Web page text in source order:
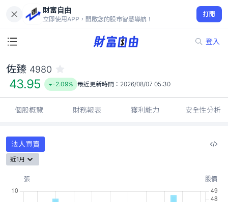
財富自由
立即使用APP，開啟您的股市智慧導航！
打開
登入
43.95
-2.09%
佐臻 4980
43.95 -2.09% 最近更新時間： 2026/08/07 05:30
個股概覽 財務報表 獲利能力 安全性分析
法人買賣
近1月